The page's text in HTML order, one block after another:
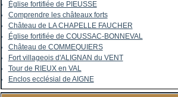
Église fortifiée de PIEUSSE
Comprendre les châteaux forts
Château de LA CHAPELLE FAUCHER
Église fortifiée de COUSSAC-BONNEVAL
Château de COMMEQUIERS
Fort villageois d'ALIGNAN du VENT
Tour de RIEUX en VAL
Enclos ecclésial de AIGNE